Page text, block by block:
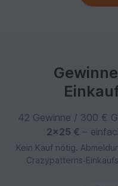
42 Gewinne / 300 €
2×25 € –
Kein Kauf nötig.